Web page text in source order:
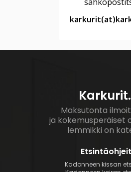
Maksutonta
ja kokemusperäiset
lemmikki on
Kadonneen kissan